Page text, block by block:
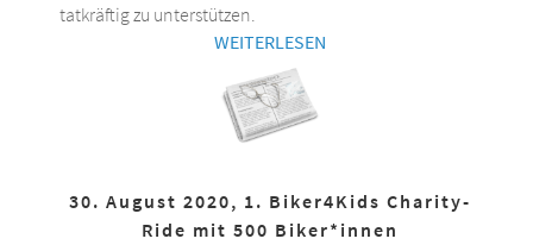
tatkräftig zu unterstützen.
WEITERLESEN
30. August 2020, 1. Biker4Kids Charity-
Ride mit 500 Biker*innen